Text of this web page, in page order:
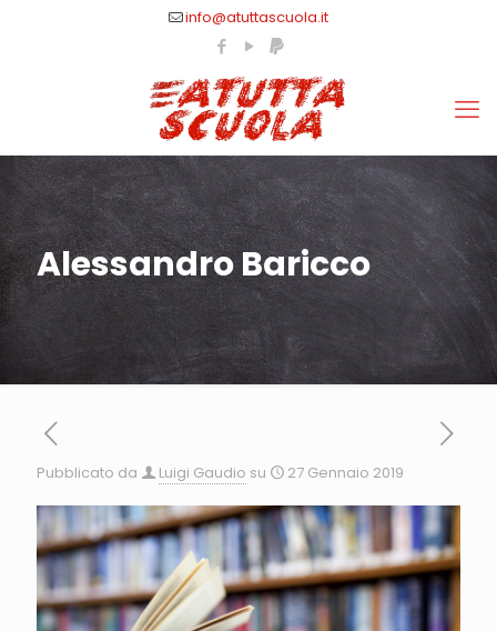
info@atuttascuola.it
Alessandro Baricco
Pubblicato da Luigi Gaudio su 27 Gennaio 2019